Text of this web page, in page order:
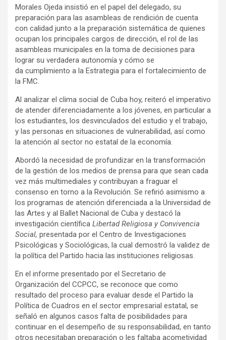
Morales Ojeda insistió en el papel del delegado, su
preparación para las asambleas de rendición de cuenta
con calidad junto a la preparación sistemática de quienes
ocupan los principales cargos de dirección, el rol de las
asambleas municipales en la toma de decisiones para
lograr su verdadera autonomía y cómo se
da cumplimiento a la Estrategia para el fortalecimiento de
la FMC.
Al analizar el clima social de Cuba hoy, reiteró el imperativo
de atender diferenciadamente a los jóvenes, en particular a
los estudiantes, los desvinculados del estudio y el trabajo,
y las personas en situaciones de vulnerabilidad, así como
la atención al sector no estatal de la economía.
Abordó la necesidad de profundizar en la transformación
de la gestión de los medios de prensa para que sean cada
vez más multimediales y contribuyan a fraguar el
consenso en torno a la Revolución. Se refirió asimismo a
los programas de atención diferenciada a la Universidad de
las Artes y al Ballet Nacional de Cuba y destacó la
investigación científica Libertad Religiosa y Convivencia
Social, presentada por el Centro de Investigaciones
Psicológicas y Sociológicas, la cual demostró la validez de
la política del Partido hacia las instituciones religiosas.
En el informe presentado por el Secretario de
Organización del CCPCC, se reconoce que como
resultado del proceso para evaluar desde el Partido la
Política de Cuadros en el sector empresarial estatal, se
señaló en algunos casos falta de posibilidades para
continuar en el desempeño de su responsabilidad, en tanto
otros necesitaban preparación o les faltaba acometividad